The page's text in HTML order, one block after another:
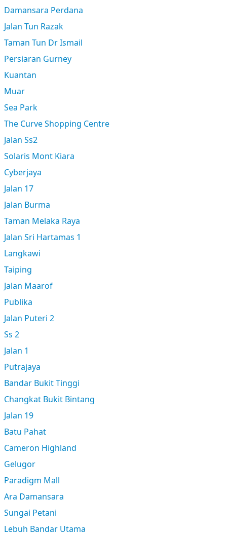
Damansara Perdana
Jalan Tun Razak
Taman Tun Dr Ismail
Persiaran Gurney
Kuantan
Muar
Sea Park
The Curve Shopping Centre
Jalan Ss2
Solaris Mont Kiara
Cyberjaya
Jalan 17
Jalan Burma
Taman Melaka Raya
Jalan Sri Hartamas 1
Langkawi
Taiping
Jalan Maarof
Publika
Jalan Puteri 2
Ss 2
Jalan 1
Putrajaya
Bandar Bukit Tinggi
Changkat Bukit Bintang
Jalan 19
Batu Pahat
Cameron Highland
Gelugor
Paradigm Mall
Ara Damansara
Sungai Petani
Lebuh Bandar Utama